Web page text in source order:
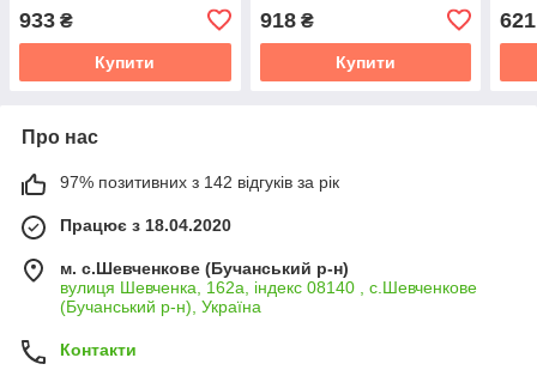
933 ₴
Купити
918₴
Купити
621
Про нас
97% позитивних з 142 відгуків за рік
Працює з 18.04.2020
м. с.Шевченкове (Бучанський р-н)
вулиця Шевченка, 162а, індекс 08140 , с.Шевченкове
(Бучанський р-н), Україна
Контакти